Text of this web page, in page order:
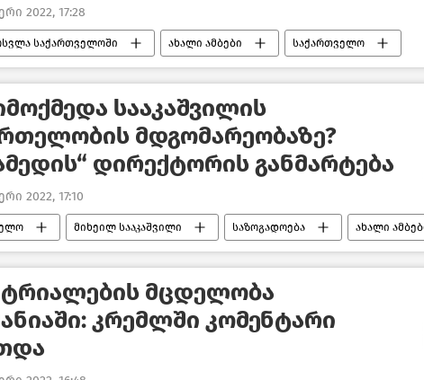
2022, 17:28
საქართველოში ახალი ამბები საქართველო
პრემიერ–მინისტრი ირაკლი ღარიბაშვილი
ეკონომიკა
სააკაშვილის
მდგომარეობაზე?
დირექტორის განმარტება
2022, 17:10
მიხეილ სააკაშვილი საზოგადოება ახალი
მცდელობა
კრემლში კომენტარი